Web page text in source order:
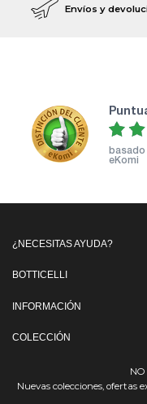
Envíos y
basado
eKomi
¿NECESITAS AYUDA?
BOTTICELLI
INFORMACIÓN
COLECCIÓN
NO
Nuevas colecciones, ofertas